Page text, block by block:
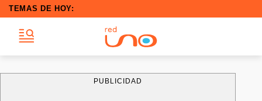
TEMAS DE HOY:
PUBLICIDAD